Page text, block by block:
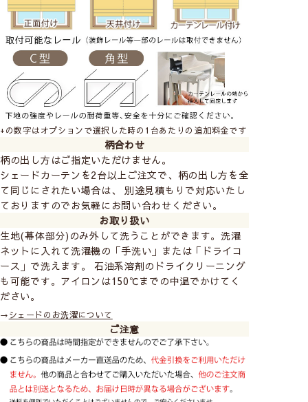
+の数字はオプションで選択した時の1台あたりの追加料金です
柄合わせ
柄の出し方はご指定いただけません。
シェードカーテンを2台以上ご注文で、柄の出し方を全
て同じにされたい場合は、 別途見積もりで対応いたし
ておりますのでお気軽にお問い合わせください。
お取り扱い
生地(幕体部分)のみ外して洗うことができます。洗濯
ネットに入れて洗濯機の「手洗い」または「ドライコ
ース」で洗えます。 石油系溶剤のドライクリーニング
も可能です。アイロンは150℃までの中温でかけてく
ださい。
→シェードのお洗濯について
ご注意